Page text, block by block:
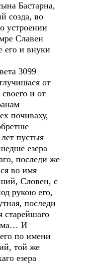
Бастарна,
созда, во
устроении
Славен
его и внуки
3099
от
и от
почиваху,
пустыя
езера
последи же
во имя
Словен, с
рукою его,
последи
старейшаго
И
по имени
той же
езера